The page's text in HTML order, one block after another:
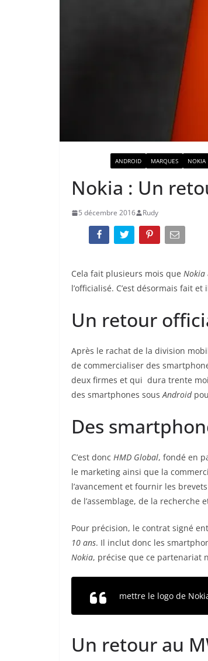
ANDROID MARQUES NOKIA
Nokia : Un
5 décembre 2016 Rudy
Cela fait plusieurs mois que Nokia
l’officialisé. C’est désormais fait
Un retour
Après le rachat de la division
de commercialiser des
deux firmes et qui dura trente
des smartphones sousAndroid
Des
C’est donc HMD Global, fondé en
le marketing ainsi que la
l’avancement et fournir les
de l’assemblage, de la recherche
Pour précision, le contrat signé
10 ans. Il inclut donc les
Nokia, précise que ce partenariat
mettre le logo de
Un retour au